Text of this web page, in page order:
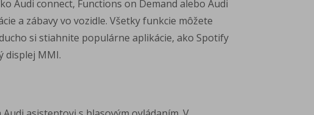
Audi connect, Functions on Demand alebo Audi
a zábavy vo vozidle. Všetky funkcie môžete
si stiahnite populárne aplikácie, ako Spotify
displej MMI.